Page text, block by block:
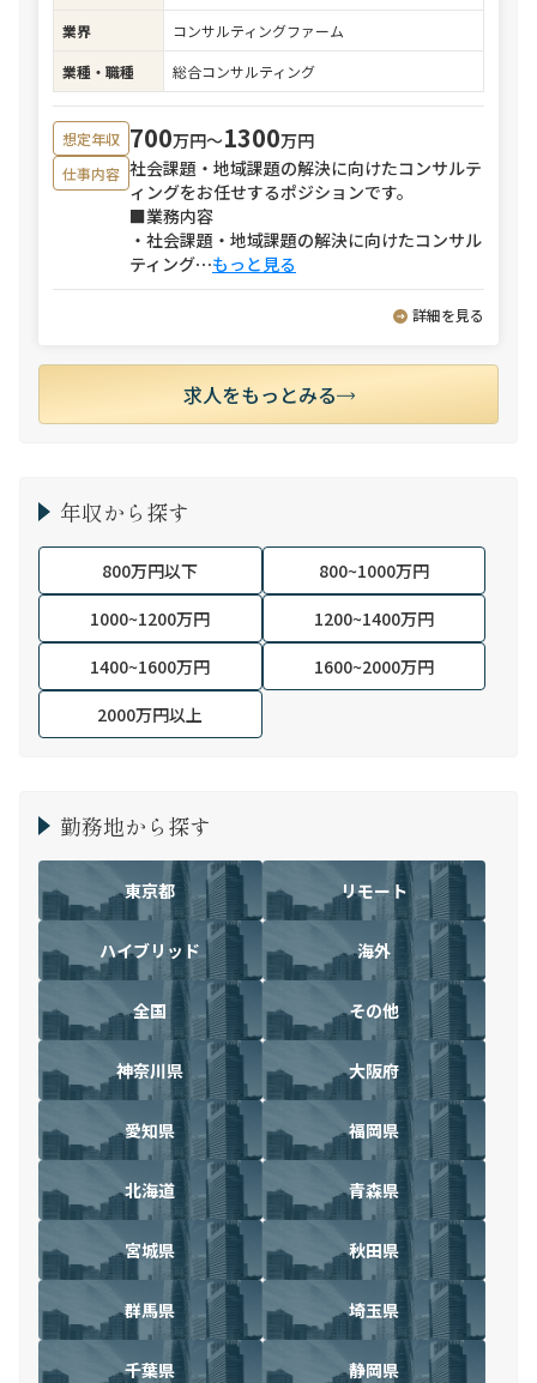
業界
コンサルティングファーム
業種・職種
総合コンサルティング
想定年収 700万円〜1300万円
仕事内容 社会課題・地域課題の解決に向けたコンサルテ
ィングをお任せするポジションです。
■業務内容
・社会課題・地域課題の解決に向けたコンサル
ティング⋯もっと見る
詳細を見る
求人をもっとみる
年収から探す
800万円以下
800~1000万円
1000~1200万円
1200~1400万円
1400~1600万円
1600~2000万円
2000万円以上
勤務地から探す
東京都 リモート
ハイブリッド 海外
全国 その他
神奈川県 大阪府
愛知県 福岡県
北海道 青森県
宮城県 秋田県
群馬県 埼玉県
千葉県 静岡県